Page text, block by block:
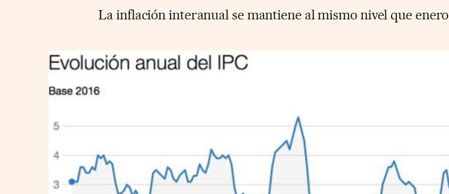
La inflación interanual se mantiene al mismo nivel que enero